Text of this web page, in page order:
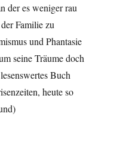
der es weniger rau
Familie zu
und Phantasie
seine Träume doch
Buch
heute so